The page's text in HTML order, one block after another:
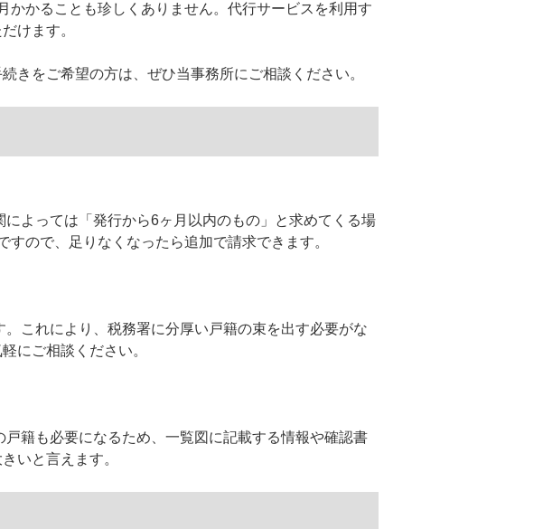
かることも珍しくありません。代行サービスを利用す
けます。
きをご希望の方は、ぜひ当事務所にご相談ください。
よっては「発行から6ヶ月以内のもの」と求めてくる場
すので、足りなくなったら追加で請求できます。
これにより、税務署に分厚い戸籍の束を出す必要がな
にご相談ください。
籍も必要になるため、一覧図に記載する情報や確認書
いと言えます。